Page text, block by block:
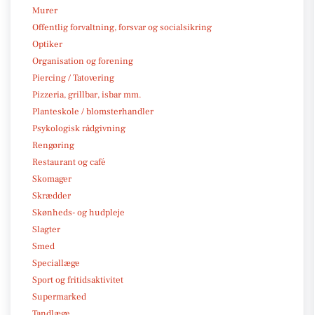
Murer
Offentlig forvaltning, forsvar og socialsikring
Optiker
Organisation og forening
Piercing / Tatovering
Pizzeria, grillbar, isbar mm.
Planteskole / blomsterhandler
Psykologisk rådgivning
Rengøring
Restaurant og café
Skomager
Skrædder
Skønheds- og hudpleje
Slagter
Smed
Speciallæge
Sport og fritidsaktivitet
Supermarked